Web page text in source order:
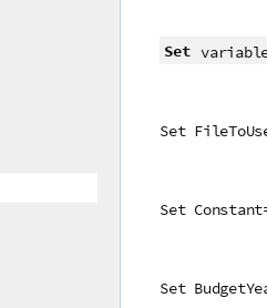
Set
Set
Set
Set